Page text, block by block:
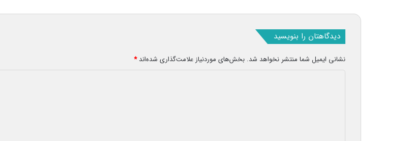
دیدگاهتان را بنویسید
نشانی ایمیل شما منتشر نخواهد شد. بخش‌های موردنیاز علامت‌گذاری شده‌اند*